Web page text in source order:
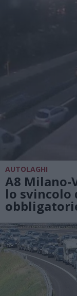
AUTOLAGHI
A8 Milano-
lo svincolo